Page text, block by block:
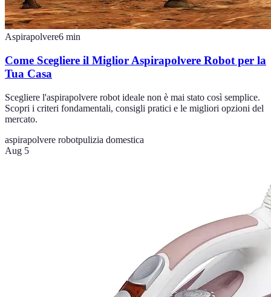
Aspirapolvere6 min
Come Scegliere il Miglior Aspirapolvere Robot per la
Tua Casa
Scegliere l'aspirapolvere robot ideale non è mai stato così semplice.
Scopri i criteri fondamentali, consigli pratici e le migliori opzioni del
mercato.
aspirapolvere robotpulizia domestica
Aug 5